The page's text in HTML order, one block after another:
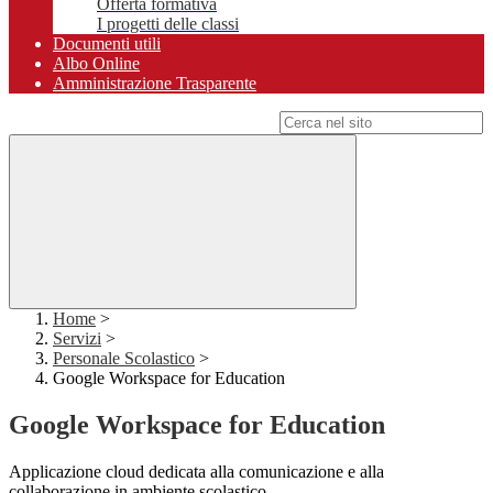
Offerta formativa
I progetti delle classi
Documenti utili
Albo Online
Amministrazione Trasparente
Home >
Servizi >
Personale Scolastico >
Google Workspace for Education
Google Workspace for Education
Applicazione cloud dedicata alla comunicazione e alla